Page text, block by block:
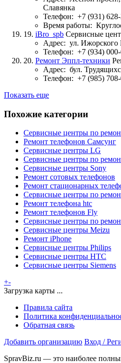
Славянка
Телефон: +7 (931)
Время работы:
19. iBro_spb Сервисные
Адрес: ул. Ижорского
Телефон: +7 (934)
20. Ремонт Эппл-техники
Адрес: бул.
Телефон: +7 (985)
Показать еще
Похожие категории
Сервисные центры по
Ремонт телефонов Самсунг
Сервисные центры LG
Сервисные центры по
Сервисные центры Sony
Ремонт сотовых телефонов
Ремонт стационарных
Сервисные центры по
Ремонт телефона htc
Ремонт телефонов Fly
Сервисные центры по
Сервисные центры Meizu
Ремонт iPhone
Сервисные центры Philips
Сервисные центры HTC
Сервисные центры Siemens
+-
Загрузка карты ...
Правила сайта
Политика
Обратная связь
Добавить организацию Вход /
SpravBiz.ru — это наиболее